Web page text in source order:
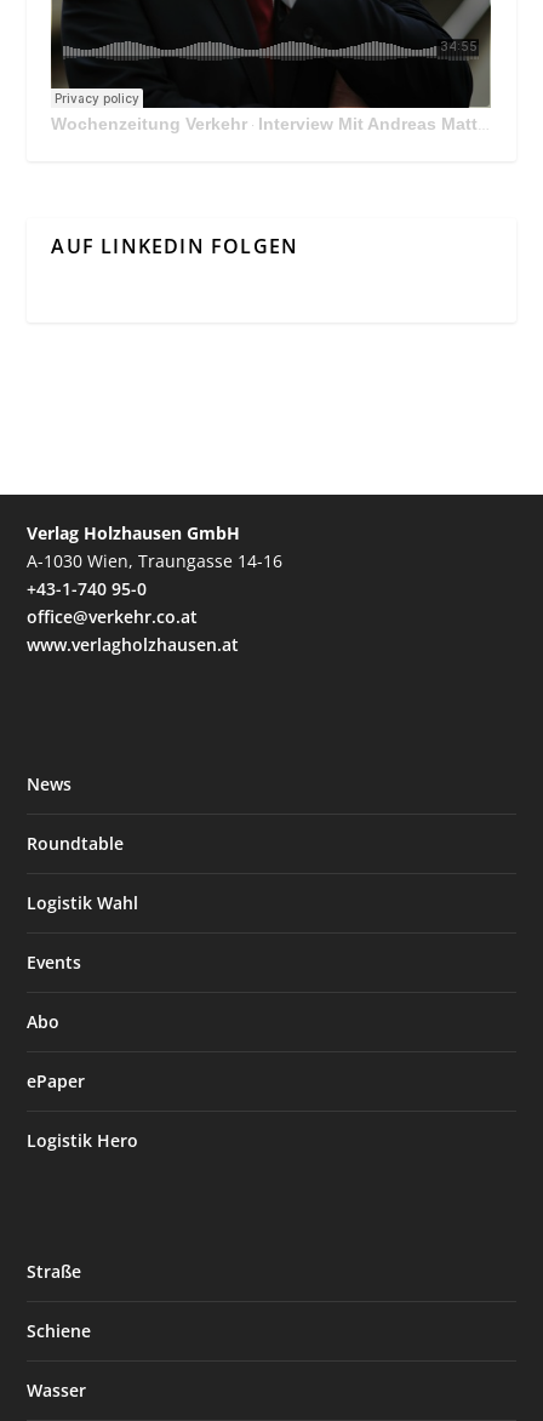
Wochenzeitung Verkehr · Interview Mit Andreas Matthä, CEO der ÖBB Holding
AUF LINKEDIN FOLGEN
Verlag Holzhausen GmbH
A-1030 Wien, Traungasse 14-16
+43-1-740 95-0
office@verkehr.co.at
www.verlagholzhausen.at
News
Roundtable
Logistik Wahl
Events
Abo
ePaper
Logistik Hero
Straße
Schiene
Wasser